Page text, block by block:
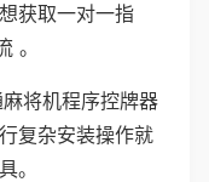
获取一对一指
。
将机程序控牌器
复杂安装操作就
。